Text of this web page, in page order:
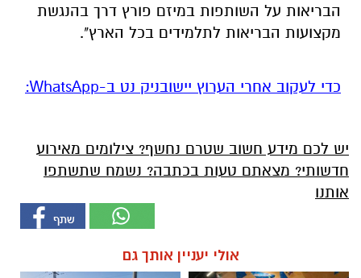
הבריאות על השותפות במיזם פורץ דרך בהנגשת
מקצועות הבריאות לתלמידים בכל הארץ".
‏כדי לעקוב אחרי הערוץ יישובניק נט ב-WhatsApp:‏‏‏
יש לכם מידע חשוב שטרם נחשף? צילומים מאירוע
חדשותי? מצאתם טעות בכתבה? נשמח שתשתפו
אותנו
אולי יעניין אותך גם